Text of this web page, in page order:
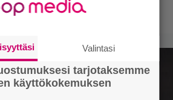
konsertti
Valintasi
tarjotaksemme
käyttökokemuksen